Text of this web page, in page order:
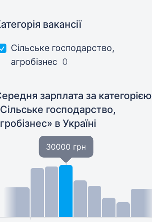
вакансії
Сільське господарство,
агробізнес 0
зарплата за категорією
господарство,
в Україні
30000 грн